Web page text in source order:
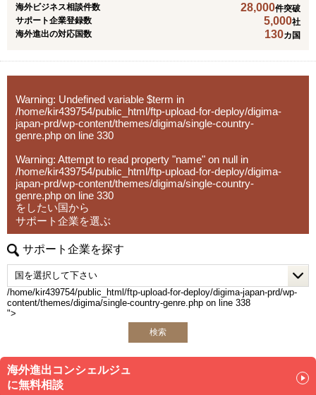
海外ビジネス相談件数 28,000件突破
サポート企業登録数
5,000社
海外進出の対応国数
130カ国
Warning: Undefined variable $term in
/home/kir439754/public_html/ftp-upload-for-deploy/digima-
japan-prd/wp-content/themes/digima/single-country-
genre.php on line 330
Warning: Attempt to read property "name" on null in
/home/kir439754/public_html/ftp-upload-for-deploy/digima-
japan-prd/wp-content/themes/digima/single-country-
genre.php on line 330
をしたい国から
サポート企業を選ぶ
サポート企業を探す
/home/kir439754/public_html/ftp-upload-for-deploy/digima-japan-prd/wp-
content/themes/digima/single-country-genre.php on line 338
">
検索
海外進出コンシェルジュ
に無料相談